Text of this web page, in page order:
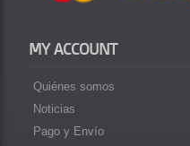
MY ACCOUNT
Quiénes somos
Noticias
Pago y Envío